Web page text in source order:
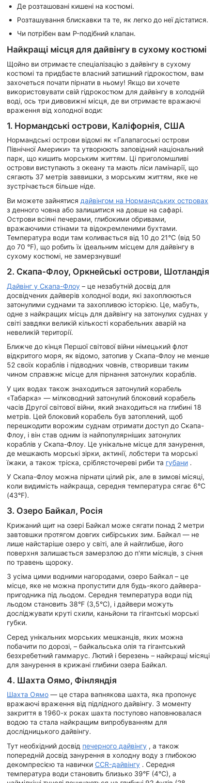
Де розташовані кишені на костюмі.
Розташування блискавки та те, як легко до неї дістатися.
Чи потрібен вам P-подібний клапан.
Найкращі місця для дайвінгу в сухому костюмі
Щойно ви отримаєте спеціалізацію з дайвінгу в сухому
костюмі та придбаєте власний затишний гідрокостюм, вам
захочеться почати пірнати в ньому! Якщо ви хочете
використовувати свій гідрокостюм для дайвінгу в холодній
воді, ось три дивовижні місця, де ви отримаєте вражаючі
враження від холодної води:
1. Нормандські острови, Каліфорнія, США
Нормандські острови відомі як «Галапагоські острови
Північної Америки» та утворюють заповідний національний
парк, що кишить морським життям. Ці приголомшливі
острови виступають з океану та мають ліси ламінарії, що
сягають 37 метрів заввишки, з морським життям, яке не
зустрічається більше ніде.
Ви можете зайнятися дайвінгом на Нормандських островах
з денного човна або залишитися на довше на сафарі.
Острови всіяні печерами, глибокими обривами,
вражаючими стінами та відокремленими бухтами.
Температура води там коливається від 10 до 21°C (від 50
до 70 °F), що робить їх ідеальним місцем для дайвінгу в
сухому костюмі, не замерзнувши!
2. Скапа-Флоу, Оркнейські острови, Шотландія
Дайвінг у Скапа-Флоу – це незабутній досвід для
досвідчених дайверів холодної води, які захоплюються
затонулими суднами та захопливою історією. Це, мабуть,
одне з найкращих місць для дайвінгу на затонулих суднах у
світі завдяки великій кількості корабельних аварій на
невеликій території.
Ближче до кінця Першої світової війни німецький флот
відкритого моря, як відомо, затопив у Скапа-Флоу не менше
52 своїх кораблів і підводних човнів, створивши таким
чином справжнє місце для пірнання затонулих кораблів.
У цих водах також знаходиться затонулий корабель
«Табарка» — мілководний затонулий блоковий корабель
часів Другої світової війни, який знаходиться на глибині 18
метрів. Цей блоковий корабель був затоплений, щоб
перешкодити ворожим суднам отримати доступ до Скапа-
Флоу, і він став одним із найпопулярніших затонулих
кораблів у Скапа-Флоу. Це унікальне місце для занурення,
де мешкають морські зірки, актинії, лобстери та морські
їжаки, а також тріска, сріблясточереві риби та губани .
У Скапа-Флоу можна пірнати цілий рік, але в зимові місяці,
коли видимість найкраща, середня температура сягає 6°C
(43°F).
3. Озеро Байкал, Росія
Крижаний щит на озері Байкал може сягати понад 2 метри
завтовшки протягом довгих сибірських зим. Байкал — не
лише найстаріше озеро у світі, але й найглибше, його
поверхня залишається замерзлою до п'яти місяців, з січня
по травень щороку.
З усіма цими водними нагородами, озеро Байкал – це
місце, яке не можна пропустити для будь-якого дайвера-
пригодника під льодом. Середня температура води під
льодом становить 38°F (3,5°C), і дайвери можуть
досліджувати круті схили, каньйони та гігантські морські
губки.
Серед унікальних морських мешканців, яких можна
побачити по дорозі, – байкальська олія та гігантський
безхребетний гаммарус. Лютий і березень – найкращі місяці
для занурення в крижані глибини озера Байкал.
4. Шахта Оямо, Фінляндія
Шахта Оямо — це стара вапнякова шахта, яка пропонує
вражаючі враження від підлідного дайвінгу. З моменту
закриття в 1960-х роках шахта поступово наповнювалася
водою та стала найкращим випробуванням для
дослідницького дайвінгу.
Тут необхідний досвід печерного дайвінгу , а також
попередній досвід занурення в холодну воду з глибокою
декомпресією та навички CCR-дайвінгу . Середня
температура води становить близько 39°F (4°C), а